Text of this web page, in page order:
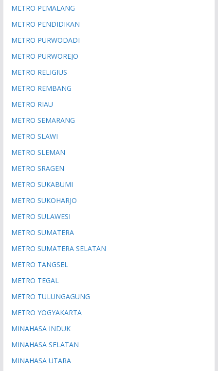
METRO PEMALANG
METRO PENDIDIKAN
METRO PURWODADI
METRO PURWOREJO
METRO RELIGIUS
METRO REMBANG
METRO RIAU
METRO SEMARANG
METRO SLAWI
METRO SLEMAN
METRO SRAGEN
METRO SUKABUMI
METRO SUKOHARJO
METRO SULAWESI
METRO SUMATERA
METRO SUMATERA SELATAN
METRO TANGSEL
METRO TEGAL
METRO TULUNGAGUNG
METRO YOGYAKARTA
MINAHASA INDUK
MINAHASA SELATAN
MINAHASA UTARA